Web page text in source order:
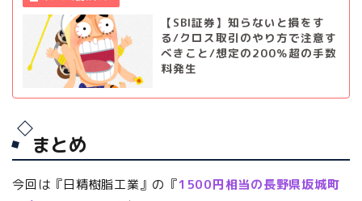
【SBI証券】知らないと損をす
る/クロス取引のやり方で注意す
べきこと/想定の200％超の手数
料発生
まとめ
今回は『日精樹脂工業』の『1500円相当の長野県坂城町